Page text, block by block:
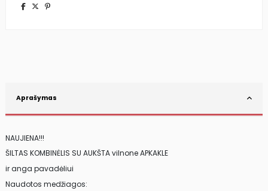
Aprašymas
NAUJIENA!!!
ŠILTAS KOMBINĖLIS SU AUKŠTA vilnone APKAKLE
ir anga pavadėliui
Naudotos medžiagos: